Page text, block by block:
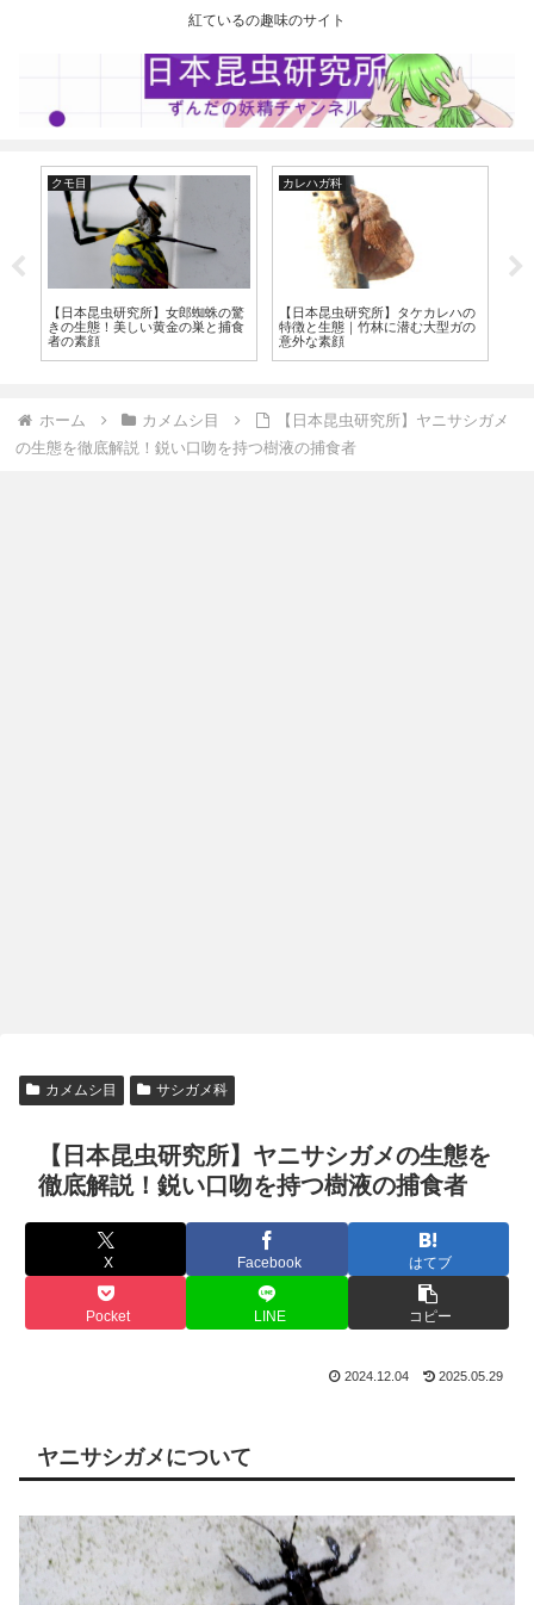
紅ているの趣味のサイト
クモ目
【日本昆虫研究所】女郎蜘蛛の驚
きの生態！美しい黄金の巣と捕食
者の素顔
カレハガ科
【日本昆虫研究所】タケカレハの
特徴と生態｜竹林に潜む大型ガの
意外な素顔
ホーム カメムシ目
【日本昆虫研究所】ヤニサシガメ
の生態を徹底解説！鋭い口吻を持つ樹液の捕食者
カメムシ目 サシガメ科
【日本昆虫研究所】ヤニサシガメの生態を
徹底解説！鋭い口吻を持つ樹液の捕食者
X Facebook はてブ
Pocket LINE コピー
2024.12.04 2025.05.29
ヤニサシガメについて